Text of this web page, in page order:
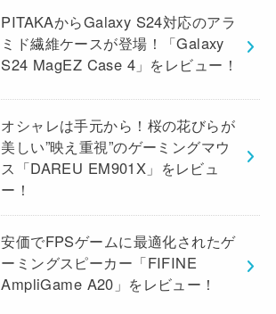
PITAKAからGalaxy S24対応のアラ
ミド繊維ケースが登場！「Galaxy
S24 MagEZ Case 4」をレビュー！
オシャレは手元から！桜の花びらが
美しい”映え重視”のゲーミングマウ
ス「DAREU EM901X」をレビュ
ー！
安価でFPSゲームに最適化されたゲ
ーミングスピーカー「FIFINE
AmpliGame A20」をレビュー！